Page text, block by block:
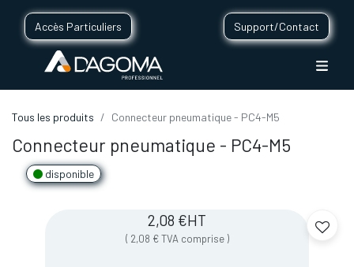
Accès Particuliers Support/Contact
Tous les produits Connecteur pneumatique - PC4-M5
Connecteur pneumatique - PC4-M5
disponible
2,08 €HT
( 2,08 € TVA comprise )